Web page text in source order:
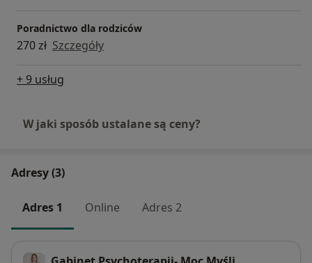
Poradnictwo dla rodziców
270 zł Szczegóły
+ 9 usług
W jaki sposób ustalane są ceny?
Adresy (3)
Adres 1 Online Adres 2